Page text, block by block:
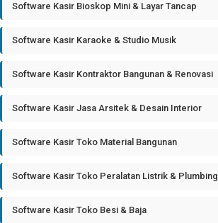
Software Kasir Bioskop Mini & Layar Tancap
Software Kasir Karaoke & Studio Musik
Software Kasir Kontraktor Bangunan & Renovasi
Software Kasir Jasa Arsitek & Desain Interior
Software Kasir Toko Material Bangunan
Software Kasir Toko Peralatan Listrik & Plumbing
Software Kasir Toko Besi & Baja